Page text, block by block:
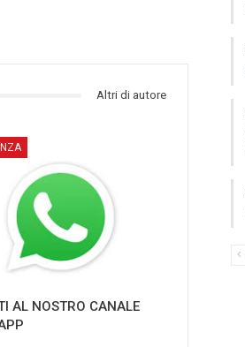
Altri di autore
AL NOSTRO CANALE